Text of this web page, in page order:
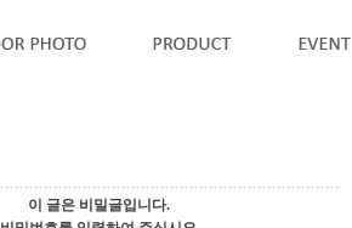
이 글은 비밀글입니다.